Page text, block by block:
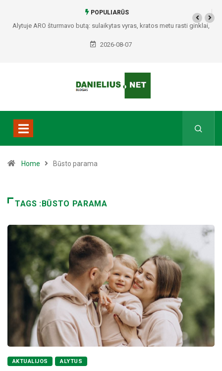
POPULIARŪS
Alytuje ARO šturmavo butą: sulaikytas vyras, kratos metu rasti ginklai,
Seirijuose – įtariami narkotikai BMW automobilyje
2026-08-07
Home Būsto parama
TAGS :BŪSTO PARAMA
AKTUALIJOS ALYTUS